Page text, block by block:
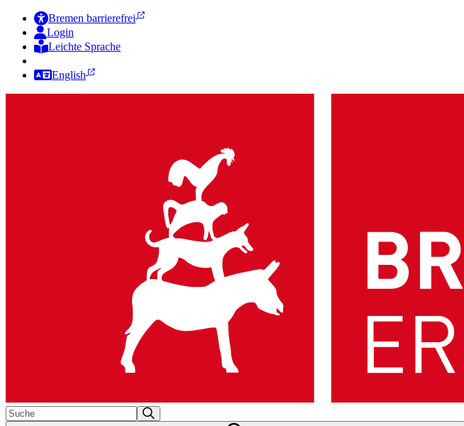
Bremen barrierefrei
Login
Leichte Sprache
English